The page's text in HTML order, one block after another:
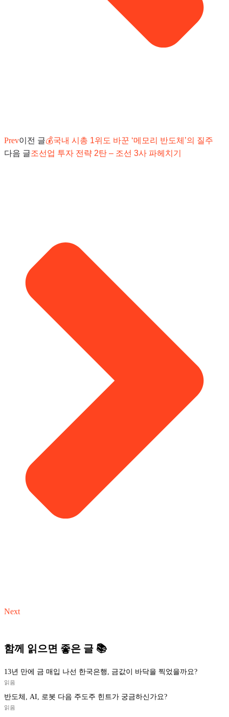
Prev이전 글💰국내 시총 1위도 바꾼 ‘메모리 반도체’의 질주
다음 글조선업 투자 전략 2탄 – 조선 3사 파헤치기
Next
함께 읽으면 좋은 글 📚
13년 만에 금 매입 나선 한국은행, 금값이 바닥을 찍었을까요?
읽음
반도체, AI, 로봇 다음 주도주 힌트가 궁금하신가요?
읽음